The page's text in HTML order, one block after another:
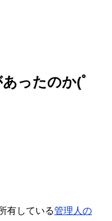
ったのか(ﾟ
有している管理人の